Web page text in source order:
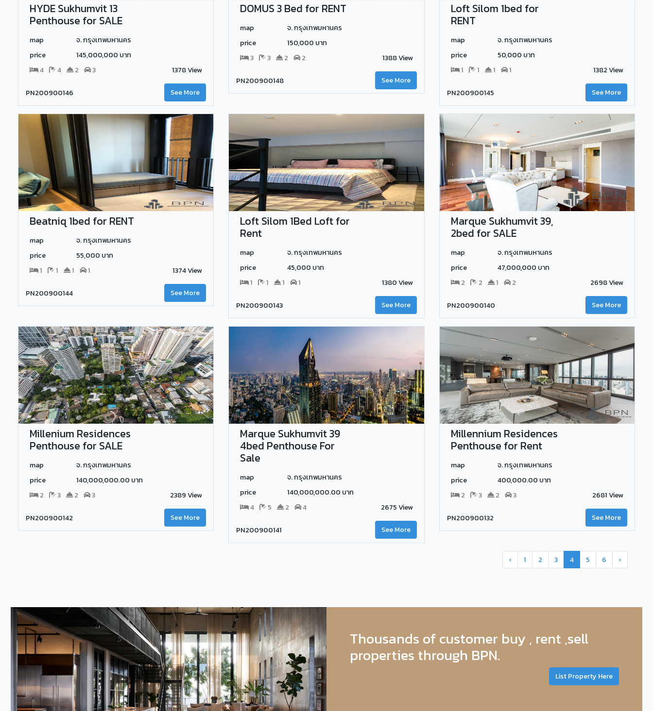
HYDE Sukhumvit 13
Penthouse for SALE
map
จ. กรุงเทพมหานคร
price
145,000,000 บาท
4
4 2 3 1378 View
PN200900146 See More
DOMUS 3 Bed for RENT
map
จ. กรุงเทพมหานคร
price
150,000 บาท
3
3 2 2 1388 View
PN200900148 See More
Loft Silom 1bed for
RENT
map
จ. กรุงเทพมหานคร
price
50,000 บาท
1
1 1 1 1382 View
PN200900145 See More
Beatniq 1bed for RENT
map
จ. กรุงเทพมหานคร
price
55,000 บาท
1
1 1 1 1374 View
PN200900144 See More
Loft Silom 1Bed Loft for
Rent
map
จ. กรุงเทพมหานคร
price
45,000 บาท
1
1 1 1 1380 View
PN200900143 See More
Marque Sukhumvit 39,
2bed for SALE
map
จ. กรุงเทพมหานคร
price
47,000,000 บาท
2
2 1 2 2698 View
PN200900140 See More
Millenium Residences
Penthouse for SALE
map
จ. กรุงเทพมหานคร
price
140,000,000.00 บาท
2
3 2 3 2389 View
PN200900142 See More
Marque Sukhumvit 39
4bed Penthouse For
Sale
map
จ. กรุงเทพมหานคร
price
140,000,000.00 บาท
4
5 2 4 2675 View
PN200900141 See More
Millennium Residences
Penthouse for Rent
map
จ. กรุงเทพมหานคร
price
400,000.00 บาท
2
3 2 3 2681 View
PN200900132 See More
‹ 1 2 3 4 5 6 ›
Thousands of customer buy , rent ,sell
properties through BPN.
List Property Here